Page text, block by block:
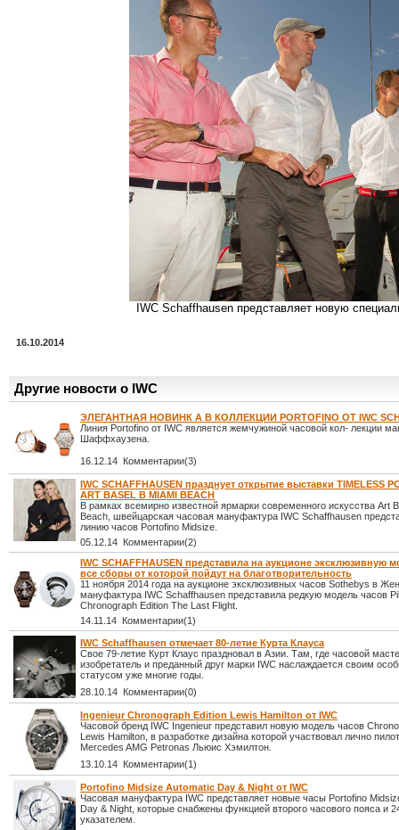
IWC Schaffhausen представляет новую
16.10.2014
Другие новости о IWC
ЭЛЕГАНТНАЯ НОВИНК А В КОЛЛЕКЦИИ PORTOFINO ОТ IWC
Линия Portofino от IWC является жемчужиной часовой кол- лекции
Шаффхаузена.
16.12.14 Комментарии(3)
IWC SCHAFFHAUSEN празднует открытие выставки TIMELESS
ART BASEL В MIAMI BEACH
В рамках всемирно известной ярмарки современного искусства Art
Beach, швейцарская часовая мануфактура IWC Schaffhausen
линию часов Portofino Midsize.
05.12.14 Комментарии(2)
IWC SCHAFFHAUSEN представила на аукционе эксклюзивную
все сборы от которой пойдут на благотворительность
11 ноября 2014 года на аукционе эксклюзивных часов Sothebys в
мануфактура IWC Schaffhausen представила редкую модель часов
Chronograph Edition The Last Flight.
14.11.14 Комментарии(1)
IWC Schaffhausen отмечает 80-летие Курта Клауса
Свое 79-летие Курт Клаус праздновал в Азии. Там, где часовой
изобретатель и преданный друг марки IWC наслаждается своим
статусом уже многие годы.
28.10.14 Комментарии(0)
Ingenieur Chronograph Edition Lewis Hamilton от IWC
Часовой бренд IWC Ingenieur представил новую модель часов
Lewis Hamilton, в разработке дизайна которой участвовал лично
Mercedes AMG Petronas Льюис Хэмилтон.
13.10.14 Комментарии(1)
Portofino Midsize Automatic Day & Night от IWC
Часовая мануфактура IWC представляет новые часы Portofino
Day & Night, которые снабжены функцией второго часового пояса и
указателем.